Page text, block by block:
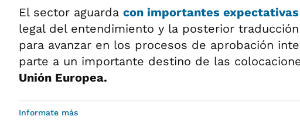
El sector aguarda con importantes expectativas
legal del entendimiento y la posterior
para avanzar en los procesos de aprobación
parte a un importante destino de las
Unión Europea.
Informate más